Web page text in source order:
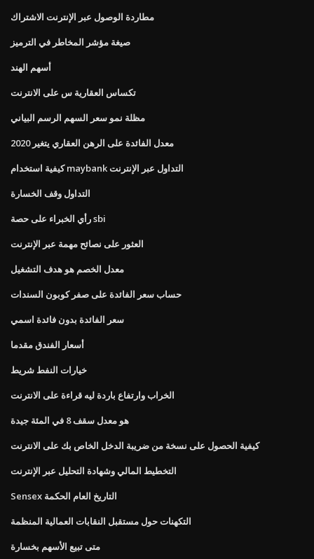
مطاردة الوصول عبر الإنترنت الاشتراك
صيغة مؤشر المخاطر في الترميز
أسهم الهند
تكساس العقارية س على الانترنت
مظلة نمو سعر السهم الرسم البياني
معدل الفائدة على الرهن العقاري يتغير 2020
كيفية استخدام maybank التداول عبر الإنترنت
التداول وقف الخسارة
رأي الخبراء على حصة sbi
العثور على نصائح مهمة عبر الإنترنت
معدل الخصم هو هدف التشغيل
حساب سعر الفائدة على صفر كوبون السندات
سعر الفائدة بدون فائدة اسمي
أسعار الفندق مقدما
خيارات النفط شريط
الخراب وارتفاع باردة ليه قراءة على الانترنت
هو معدل سقف 8 في المئة جيدة
كيفية الحصول على نسخة من ضريبة الدخل الخاص بك على الانترنت
التخطيط المالي وشهادة التحليل عبر الإنترنت
Sensex التاريخ العام الحكمة
التكهنات حول مستقبل النقابات العمالية المنظمة
متى تبيع الأسهم بخسارة